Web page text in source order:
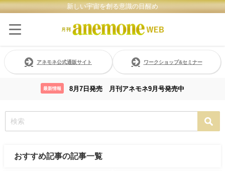
新しい宇宙を創る意識の目醒め
アネモネ公式通販サイト ワークショップ&セミナー
最新情報 8月7日発売 月刊アネモネ9月号発売中
おすすめ記事の記事一覧